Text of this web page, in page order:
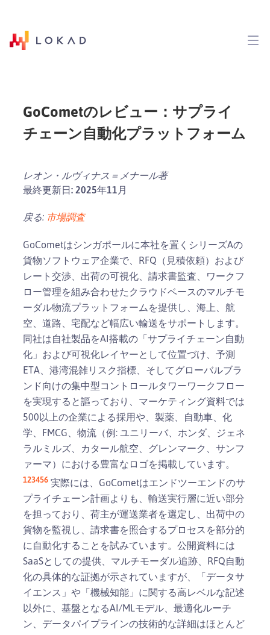
GoCometのレビュー：サプライ
チェーン自動化プラットフォーム
レオン・ルヴィナス＝メナール著
最終更新日: 2025年11月
戻る: 市場調査
GoCometはシンガポールに本社を置くシリーズAの
貨物ソフトウェア企業で、RFQ（見積依頼）および
レート交渉、出荷の可視化、請求書監査、ワークフ
ロー管理を組み合わせたクラウドベースのマルチモ
ーダル物流プラットフォームを提供し、海上、航
空、道路、宅配など幅広い輸送をサポートします。
同社は自社製品をAI搭載の「サプライチェーン自動
化」および可視化レイヤーとして位置づけ、予測
ETA、港湾混雑リスク指標、そしてグローバルブラ
ンド向けの集中型コントロールタワーワークフロー
を実現すると謳っており、マーケティング資料では
500以上の企業による採用や、製薬、自動車、化
学、FMCG、物流（例: ユニリーバ、ホンダ、ジェネ
ラルミルズ、カタール航空、グレンマーク、サンフ
ァーマ）における豊富なロゴを掲載しています。
123456 実際には、GoCometはエンドツーエンドのサ
プライチェーン計画よりも、輸送実行層に近い部分
を担っており、荷主が運送業者を選定し、出荷中の
貨物を監視し、請求書を照合するプロセスを部分的
に自動化することを試みています。公開資料には
SaaSとしての提供、マルチモーダル追跡、RFQ自動
化の具体的な証拠が示されていますが、「データサ
イエンス」や「機械知能」に関する高レベルな記述
以外に、基盤となるAI/MLモデル、最適化ルーチ
ン、データパイプラインの技術的な詳細はほとんど